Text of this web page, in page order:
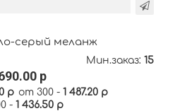
серый меланж
Мин.заказ: 15
р
р от 300 - 1 487.20 р
- 1 436.50 р